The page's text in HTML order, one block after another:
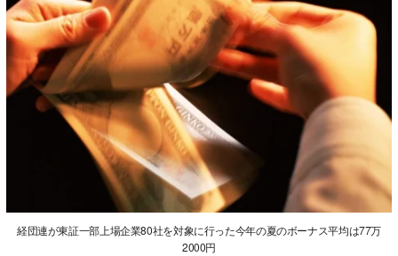
経団連が東証一部上場企業80社を対象に行った今年の夏のボーナス平均は77万
2000円